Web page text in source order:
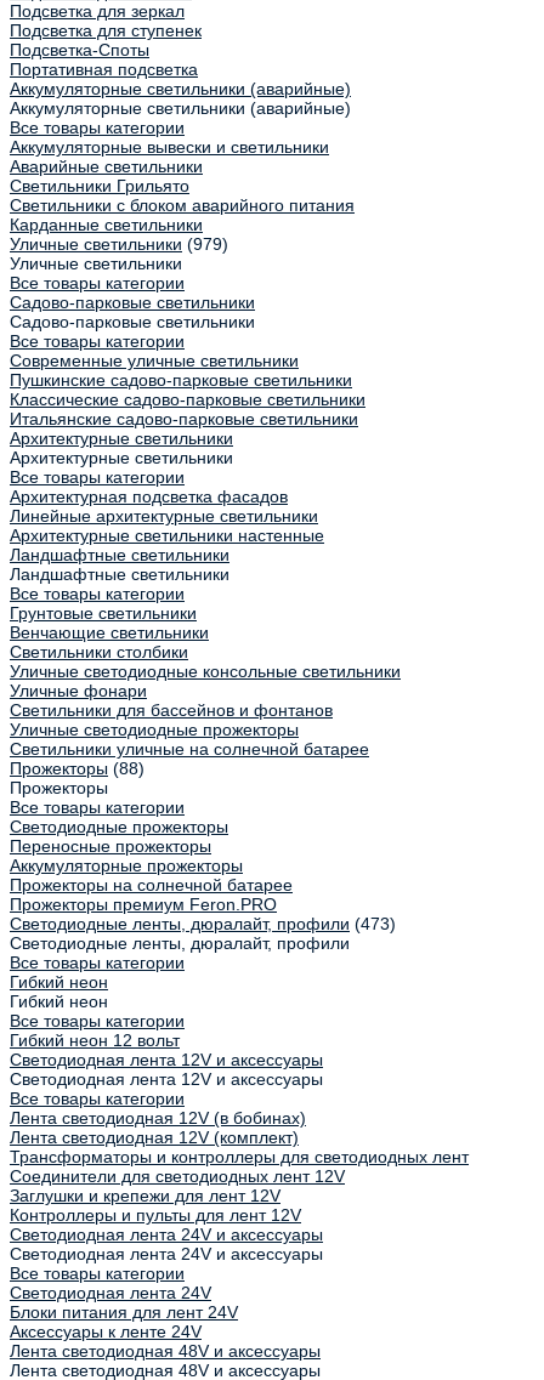
Подсветка для зеркал
Подсветка для ступенек
Подсветка-Споты
Портативная подсветка
Аккумуляторные светильники (аварийные)
Аккумуляторные светильники (аварийные)
Все товары категории
Аккумуляторные вывески и светильники
Аварийные светильники
Светильники Грильято
Светильники с блоком аварийного питания
Карданные светильники
Уличные светильники (979)
Уличные светильники
Все товары категории
Садово-парковые светильники
Садово-парковые светильники
Все товары категории
Современные уличные светильники
Пушкинские садово-парковые светильники
Классические садово-парковые светильники
Итальянские садово-парковые светильники
Архитектурные светильники
Архитектурные светильники
Все товары категории
Архитектурная подсветка фасадов
Линейные архитектурные светильники
Архитектурные светильники настенные
Ландшафтные светильники
Ландшафтные светильники
Все товары категории
Грунтовые светильники
Венчающие светильники
Светильники столбики
Уличные светодиодные консольные светильники
Уличные фонари
Светильники для бассейнов и фонтанов
Уличные светодиодные прожекторы
Светильники уличные на солнечной батарее
Прожекторы (88)
Прожекторы
Все товары категории
Светодиодные прожекторы
Переносные прожекторы
Аккумуляторные прожекторы
Прожекторы на солнечной батарее
Прожекторы премиум Feron.PRO
Светодиодные ленты, дюралайт, профили (473)
Светодиодные ленты, дюралайт, профили
Все товары категории
Гибкий неон
Гибкий неон
Все товары категории
Гибкий неон 12 вольт
Светодиодная лента 12V и аксессуары
Светодиодная лента 12V и аксессуары
Все товары категории
Лента светодиодная 12V (в бобинах)
Лента светодиодная 12V (комплект)
Трансформаторы и контроллеры для светодиодных лент
Соединители для светодиодных лент 12V
Заглушки и крепежи для лент 12V
Контроллеры и пульты для лент 12V
Светодиодная лента 24V и аксессуары
Светодиодная лента 24V и аксессуары
Все товары категории
Светодиодная лента 24V
Блоки питания для лент 24V
Аксессуары к ленте 24V
Лента светодиодная 48V и аксессуары
Лента светодиодная 48V и аксессуары